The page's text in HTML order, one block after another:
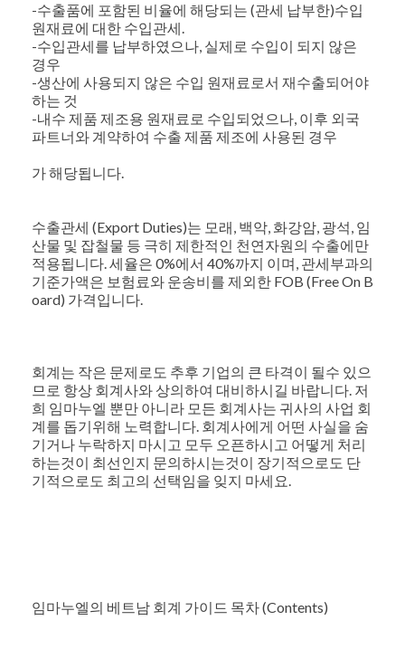
-수출품에 포함된 비율에 해당되는 (관세 납부한)수입
원재료에 대한 수입관세.
-수입관세를 납부하였으나, 실제로 수입이 되지 않은
경우
-생산에 사용되지 않은 수입 원재료로서 재수출되어야
하는 것
-내수 제품 제조용 원재료로 수입되었으나, 이후 외국
파트너와 계약하여 수출 제품 제조에 사용된 경우
가 해당됩니다.
수출관세 (Export Duties)는 모래, 백악, 화강암, 광석, 임
산물 및 잡철물 등 극히 제한적인 천연자원의 수출에만
적용됩니다. 세율은 0%에서 40%까지 이며, 관세부과의
기준가액은 보험료와 운송비를 제외한 FOB (Free On B
oard) 가격입니다.
회계는 작은 문제로도 추후 기업의 큰 타격이 될수 있으
므로 항상 회계사와 상의하여 대비하시길 바랍니다. 저
희 임마누엘 뿐만 아니라 모든 회계사는 귀사의 사업 회
계를 돕기위해 노력합니다. 회계사에게 어떤 사실을 숨
기거나 누락하지 마시고 모두 오픈하시고 어떻게 처리
하는것이 최선인지 문의하시는것이 장기적으로도 단
기적으로도 최고의 선택임을 잊지 마세요.
임마누엘의 베트남 회계 가이드 목차 (Contents)